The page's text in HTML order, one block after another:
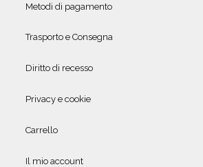
Metodi di pagamento
Trasporto e Consegna
Diritto di recesso
Privacy e cookie
Carrello
Il mio account